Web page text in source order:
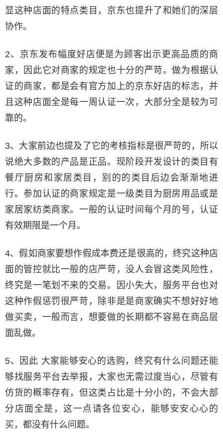
显这种店面的特点类目，京东也提升了和她们的深层
协作。
2、京东发布幅度好店便是为顾客出示更高品质的商
家，因此它对商家的规定也十分的严苛。做为根据认
证的商家，都是会有官方加上的京东好店的标志，并
且这种店面全是每一周认证一次，大部分全是较为可
靠的。
3、大家前边也提及了它的考核指标是很严苛的，所以
说绝大多数的产品是正品。现阶段开发设计的类目有
餐厅厨房和家居类目，别的的类目后边会渐渐地进
行。参加认证的商家规定是一级类目为厨房用品或是
家居家纺类商家。一般的认证时间每个月的号，认证
有效期限是一个月。
4、假如商家要想作假成本费还是很高的，终究这种店
面的管控就比一般的店严苛，没人会冒这类风险性，
终究是一笔划不来的交易。因小失大，服务平台也对
这种作假惩罚很严苛，除非是是商家确实不想好好地
做买卖，一般而言，想要做的长期都不容易在商品层
面乱做。
5、因此 大家能够安心的选购，终究有什么问题还能
够找服务平台去举报，大家也无需过度当心，尽管有
仿货的概率存有，但这类占比是十分小的，不会大部
分店面全是，这一点请各位安心，能够安安心心的
买，都没有什么问题。